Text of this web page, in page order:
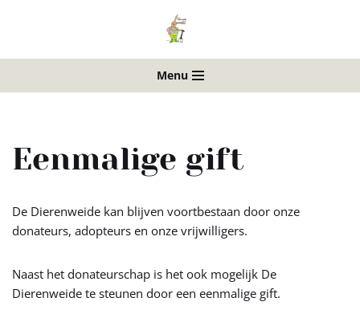
naar
Menu
Eenmalige gift
De Dierenweide kan blijven voortbestaan door onze
donateurs, adopteurs en onze vrijwilligers.
Naast het donateurschap is het ook mogelijk De
Dierenweide te steunen door een eenmalige gift.